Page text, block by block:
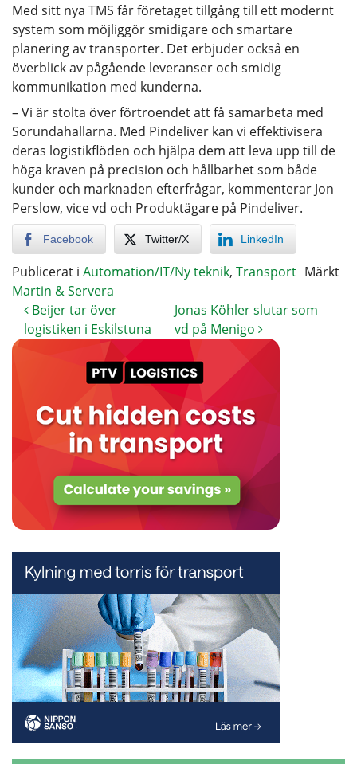
Med sitt nya TMS får företaget tillgång till ett modernt
system som möjliggör smidigare och smartare
planering av transporter. Det erbjuder också en
överblick av pågående leveranser och smidig
kommunikation med kunderna.
– Vi är stolta över förtroendet att få samarbeta med
Sorundahallarna. Med Pindeliver kan vi effektivisera
deras logistikflöden och hjälpa dem att leva upp till de
höga kraven på precision och hållbarhet som både
kunder och marknaden efterfrågar, kommenterar Jon
Perslow, vice vd och Produktägare på Pindeliver.
Facebook Twitter/X LinkedIn
Publicerat i Automation/IT/Ny teknik, Transport Märkt
Martin & Servera
Beijer tar över
logistiken i Eskilstuna
Jonas Köhler slutar som
vd på Menigo